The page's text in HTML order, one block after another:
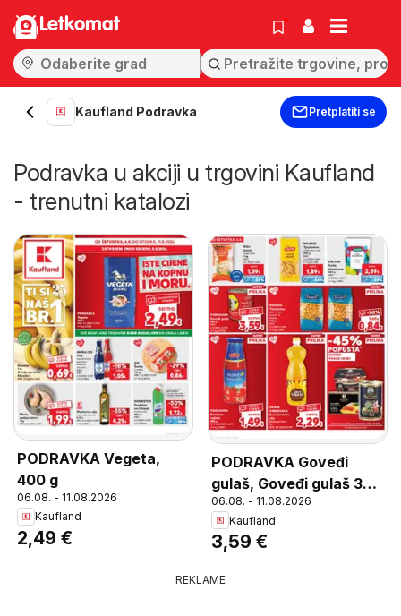
Letkomat
Kaufland Podravka Pretplatiti se
Podravka u akciji u trgovini Kaufland
- trenutni katalozi
PODRAVKA Vegeta,
400 g
06.08. - 11.08.2026
Kaufland
2,49 €
PODRAVKA Goveđi
gulaš, Goveđi gulaš 300
g
06.08. - 11.08.2026
Kaufland
3,59 €
REKLAME